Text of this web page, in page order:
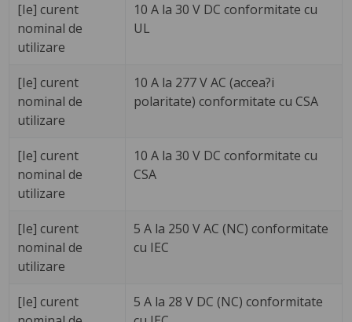
[Ie] curent
nominal de
utilizare
10 A la 30 V DC conformitate cu
UL
[Ie] curent
nominal de
utilizare
10 A la 277 V AC (accea?i
polaritate) conformitate cu CSA
[Ie] curent
nominal de
utilizare
10 A la 30 V DC conformitate cu
CSA
[Ie] curent
nominal de
utilizare
5 A la 250 V AC (NC) conformitate
cu IEC
[Ie] curent
5 A la 28 V DC (NC) conformitate